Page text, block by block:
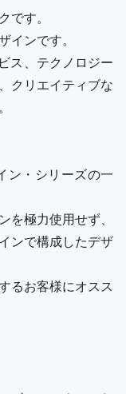
です。
インです。
ス、テクノロジー
クリエイティブな
ン・シリーズの一
極力使用せず、
ンで構成したデザ
るお客様にオスス